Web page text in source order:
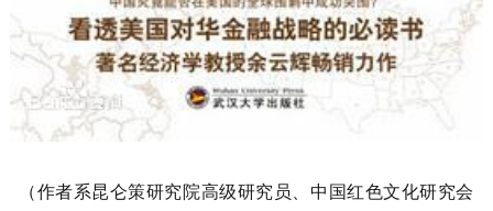
（作者系昆仑策研究院高级研究员、中国红色文化研究会